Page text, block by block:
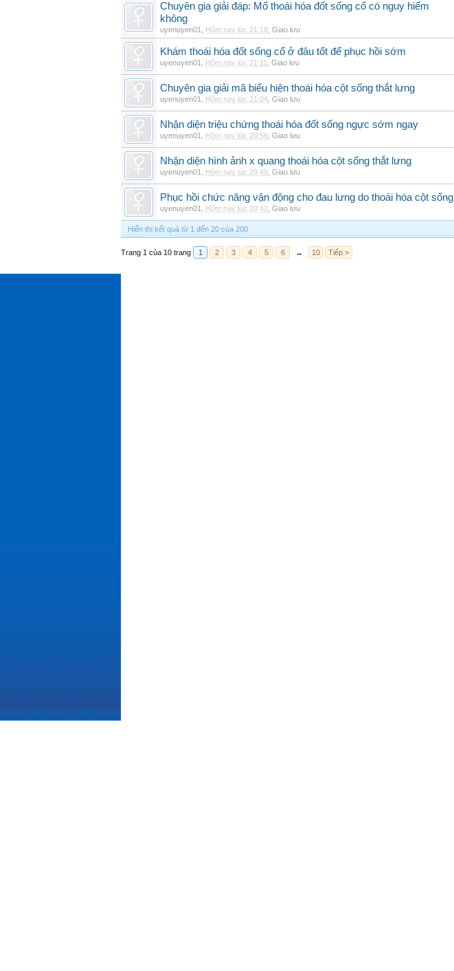
Chuyên gia giải đáp: Mổ thoái hóa đốt sống cổ có nguy hiểm
không
uyenuyen01 Hôm nay lúc 21:18 Giao lưu
Khám thoái hóa đốt sống cổ ở đâu tốt để phục hồi sớm
uyenuyen01 Hôm nay lúc 21:11 Giao lưu
Chuyên gia giải mã biểu hiện thoái hóa cột sống thắt lưng
uyenuyen01 Hôm nay lúc 21:04 Giao lưu
Nhận diện triệu chứng thoái hóa đốt sống ngực sớm ngay
uyenuyen01 Hôm nay lúc 20:56 Giao lưu
Nhận diện hình ảnh x quang thoái hóa cột sống thắt lưng
uyenuyen01 Hôm nay lúc 20:49 Giao lưu
Phục hồi chức năng vận động cho đau lưng do thoái hóa cột sống
uyenuyen01 Hôm nay lúc 20:42 Giao lưu
Hiển thị kết quả từ 1 đến 20 của 200
Trang 1 của 10 trang 1 2 3 4 5 6 → 10 Tiếp >